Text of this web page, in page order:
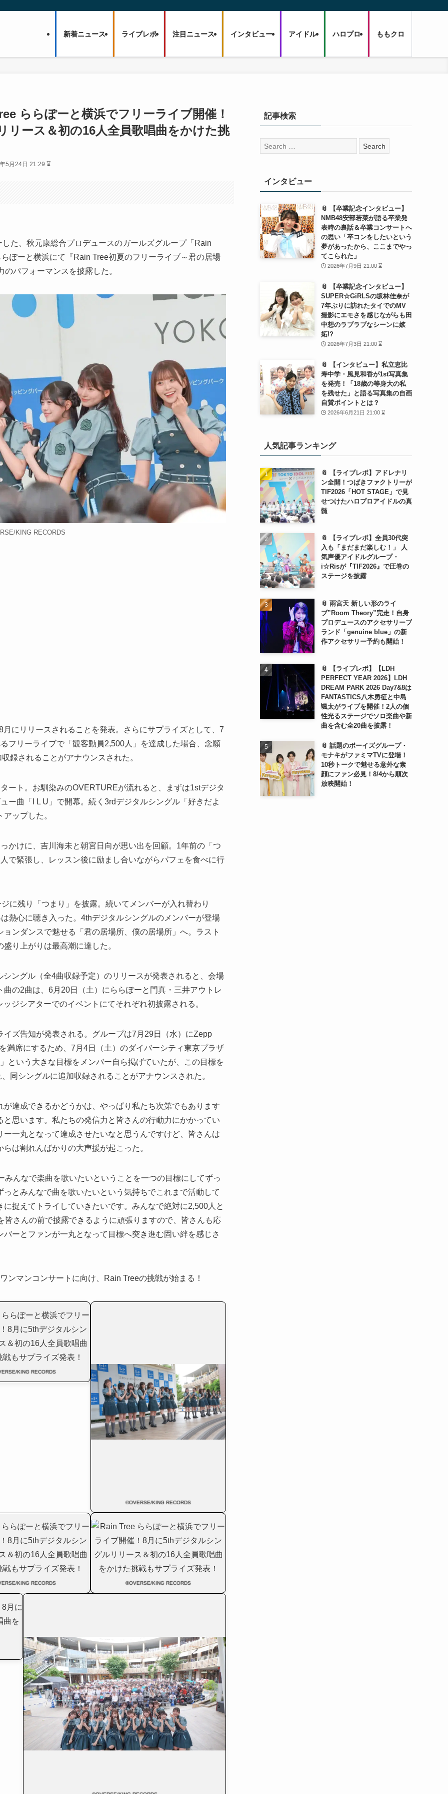
新着ニュース ライブレポ 注目ニュース インタビュー アイドル ハロプロ ももクロ
ららぽーと横浜でフリーライブ開催！
リース＆初の16人全員歌唱曲をかけた挑
5月24日 21:29 ⌛
た、秋元康総合プロデュースのガールズグループ「Rain
ぽーと横浜にて『Rain Tree初夏のフリーライブ～君の居場
パフォーマンスを披露した。
KING RECORDS
にリリースされることを発表。さらにサプライズとして、7
フリーライブで「観客動員2,500人」を達成した場合、念願
録されることがアナウンスされた。
ート。お馴染みのOVERTUREが流れると、まずは1stデジタ
ー曲「I L U」で開幕。続く3rdデジタルシングル「好きだよ
ップした。
かけに、吉川海未と朝宮日向が思い出を回顧。1年前の「つ
で緊張し、レッスン後に励まし合いながらパフェを食べに行
に残り「つまり」を披露。続いてメンバーが入れ替わり
熱心に聴き入った。4thデジタルシングルのメンバーが登場
ンダンスで魅せる「君の居場所、僕の居場所」へ。ラスト
り上がりは最高潮に達した。
ングル（全4曲収録予定）のリリースが発表されると、会場
の2曲は、6月20日（土）にららぽーと門真・三井アウトレ
ジシアターでのイベントにてそれぞれ初披露される。
ズ告知が発表される。グループは7月29日（水）にZepp
満席にするため、7月4日（土）のダイバーシティ東京プラザ
という大きな目標をメンバー自ら掲げていたが、この目標を
同シングルに追加収録されることがアナウンスされた。
達成できるかどうかは、やっぱり私たち次第でもあります
思います。私たちの発信力と皆さんの行動力にかかってい
一丸となって達成させたいなと思うんですけど、皆さんは
は割れんばかりの大声援が起こった。
んなで楽曲を歌いたいということを一つの目標にしてずっ
とみんなで曲を歌いたいという気持ちでこれまで活動して
捉えてトライしていきたいです。みんなで絶対に2,500人と
さんの前で披露できるように頑張りますので、皆さんも応
ーとファンが一丸となって目標へ突き進む固い絆を感じさ
ンマンコンサートに向け、Rain Treeの挑戦が始まる！
KING RECORDS
©OVERSE/KING RECORDS
KING RECORDS ©OVERSE/KING RECORDS
記事検索
検
索:
インタビュー
📎 【卒業記念インタビュー】
NMB48安部若菜が語る卒業発
表時の裏話＆卒業コンサートへ
の思い「卒コンをしたいという
夢があったから、ここまでやっ
てこられた」
2026年7月9日 21:00 ⌛
📎 【卒業記念インタビュー】
SUPER☆GiRLSの坂林佳奈が
7年ぶりに訪れたタイでのMV
撮影にエモさを感じながらも田
中想のラブラブなシーンに嫉
妬!?
2026年7月3日 21:00 ⌛
📎 【インタビュー】私立恵比
寿中学・風見和香が1st写真集
を発売！「18歳の等身大の私
を残せた」と語る写真集の自画
自賛ポイントとは？
2026年6月21日 21:00 ⌛
人気記事ランキング
📎 【ライブレポ】アドレナリ
ン全開！つばきファクトリーが
TIF2026「HOT STAGE」で見
せつけたハロプロアイドルの真
髄
📎 【ライブレポ】全員30代突
入も「まだまだ楽しむ！」 人
気声優アイドルグループ・
i☆Risが『TIF2026』で圧巻の
ステージを披露
📎 雨宮天 新しい形のライ
ブ”Room Theory”完走！自身
プロデュースのアクセサリーブ
ランド「genuine blue」の新
作アクセサリー予約も開始！
📎 【ライブレポ】【LDH
PERFECT YEAR 2026】LDH
DREAM PARK 2026 Day7&8は
FANTASTICS八木勇征と中島
颯太がライブを開催！2人の個
性光るステージでソロ楽曲や新
曲を含む全20曲を披露！
📎 話題のボーイズグループ・
モナキがファミマTVに登場！
10秒トークで魅せる意外な素
顔にファン必見！8/4から順次
放映開始！